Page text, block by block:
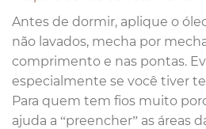
Antes de dormir, aplique o
não lavados, mecha por
comprimento e nas pontas.
especialmente se você tiver
Para quem tem fios muito
ajuda a “preencher” as áreas